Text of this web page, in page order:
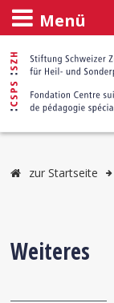
Menü
zur Startseite
Weiteres